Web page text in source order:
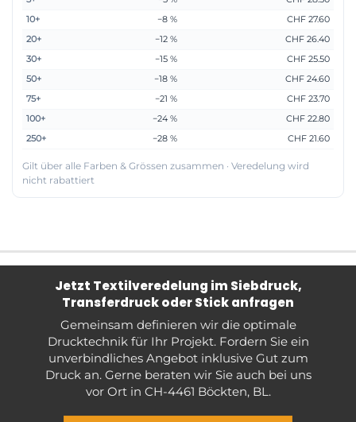
10+
−8 %
CHF 27.60
20+
−12 %
CHF 26.40
30+
−15 %
CHF 25.50
50+
−18 %
CHF 24.60
75+
−21 %
CHF 23.70
100+
−24 %
CHF 22.80
250+
−28 % CHF 21.60
Gilt über alle Farben & Grössen zusammen · Veredelung wird
nicht rabattiert
Jetzt Textilveredelung im Siebdruck,
Transferdruck oder Stick anfragen
Gemeinsam definieren wir die optimale
Drucktechnik für Ihr Projekt. Fordern Sie ein
unverbindliches Angebot inklusive Gut zum
Druck an. Gerne beraten wir Sie auch bei uns
vor Ort in CH-4461 Böckten, BL.